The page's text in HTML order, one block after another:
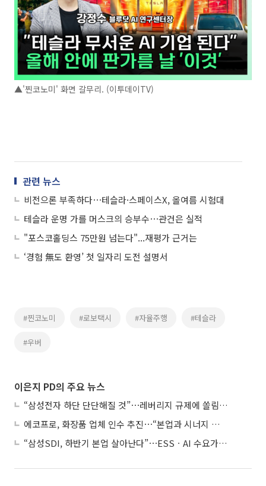
▲'찐코노미' 화면 갈무리. (이투데이TV)
관련 뉴스
비전으론 부족하다⋯테슬라·스페이스X, 올여름 시험대
테슬라 운명 가를 머스크의 승부수⋯관건은 실적
"포스코홀딩스 75만원 넘는다"...재평가 근거는
‘경험 無도 환영’ 첫 일자리 도전 설명서
#찐코노미 #로보택시 #자율주행 #테슬라
#우버
이은지 PD의 주요 뉴스
“삼성전자 하단 단단해질 것”⋯레버리지 규제에 쏠림 완화
에코프로, 화장품 업체 인수 추진⋯“본업과 시너지 부족”
“삼성SDI, 하반기 본업 살아난다”⋯ESSㆍAI 수요가 견인